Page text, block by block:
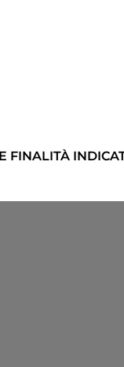
FINALITÀ